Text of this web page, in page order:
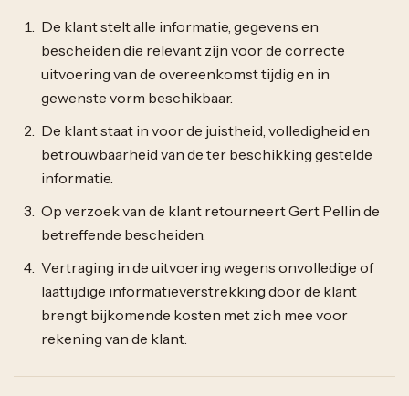
De klant stelt alle informatie, gegevens en
bescheiden die relevant zijn voor de correcte
uitvoering van de overeenkomst tijdig en in
gewenste vorm beschikbaar.
De klant staat in voor de juistheid, volledigheid en
betrouwbaarheid van de ter beschikking gestelde
informatie.
Op verzoek van de klant retourneert Gert Pellin de
betreffende bescheiden.
Vertraging in de uitvoering wegens onvolledige of
laattijdige informatieverstrekking door de klant
brengt bijkomende kosten met zich mee voor
rekening van de klant.